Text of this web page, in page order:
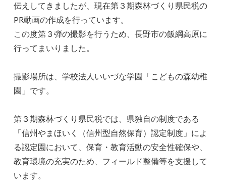
伝えしてきましたが、現在第３期森林づくり県民税の
PR動画の作成を行っています。
この度第３弾の撮影を行うため、長野市の飯綱高原に
行ってまいりました。
撮影場所は、学校法人いいづな学園「こどもの森幼稚
園」です。
第３期森林づくり県民税では、県独自の制度である
「信州やまほいく（信州型自然保育）認定制度」によ
る認定園において、保育・教育活動の安全性確保や、
教育環境の充実のため、フィールド整備等を支援して
います。